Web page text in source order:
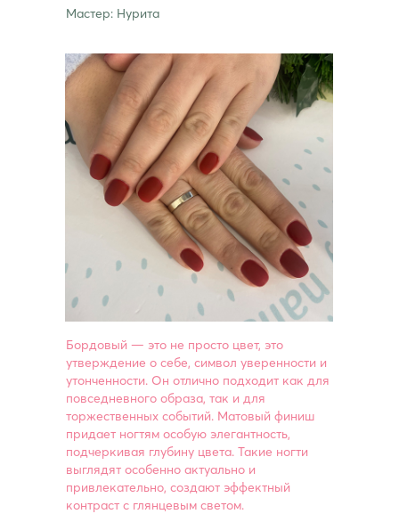
Мастер: Нурита
Бордовый — это не просто цвет, это
утверждение о себе, символ уверенности и
утонченности. Он отлично подходит как для
повседневного образа, так и для
торжественных событий. Матовый финиш
придает ногтям особую элегантность,
подчеркивая глубину цвета. Такие ногти
выглядят особенно актуально и
привлекательно, создают эффектный
контраст с глянцевым светом.